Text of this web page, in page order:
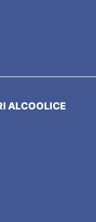
ALCOOLICE